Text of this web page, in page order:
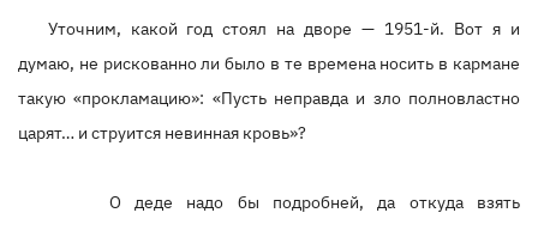
Уточним, какой год стоял на дворе — 1951-й. Вот я и
думаю, не рискованно ли было в те времена носить в кармане
такую «прокламацию»: «Пусть неправда и зло полновластно
царят… и струится невинная кровь»?
О деде надо бы подробней, да откуда взять